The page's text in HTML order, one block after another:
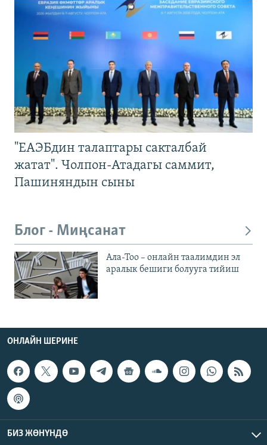
"ЕАЭБдин талаптары сакталбай
жатат". Чолпон-Атадагы саммит,
Пашиняндын сыны
Блог - Миңсанат
Ала-Тоо – онлайн таалимдин эл
аралык бешиги болууга тийиш
ОНЛАЙН ШЕРИНЕ
БИЗ ЖӨНҮНДӨ